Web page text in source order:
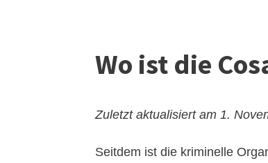
Wo ist die
Zuletzt aktualisiert am 1.
Seitdem ist die kriminelle